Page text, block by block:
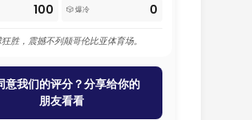
100 🎲 爆冷 0
胜，震撼不列颠哥伦比亚体育场。
意我们的评分？分享给你的
朋友看看